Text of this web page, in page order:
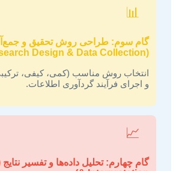
📊
گام سوم: طراحی روش تحقیق و
(Research Design & Data Collection)
انتخاب روش مناسب (کمی، کیفی،
و اجرای فرآیند گردآوری اطلاعات.
📈